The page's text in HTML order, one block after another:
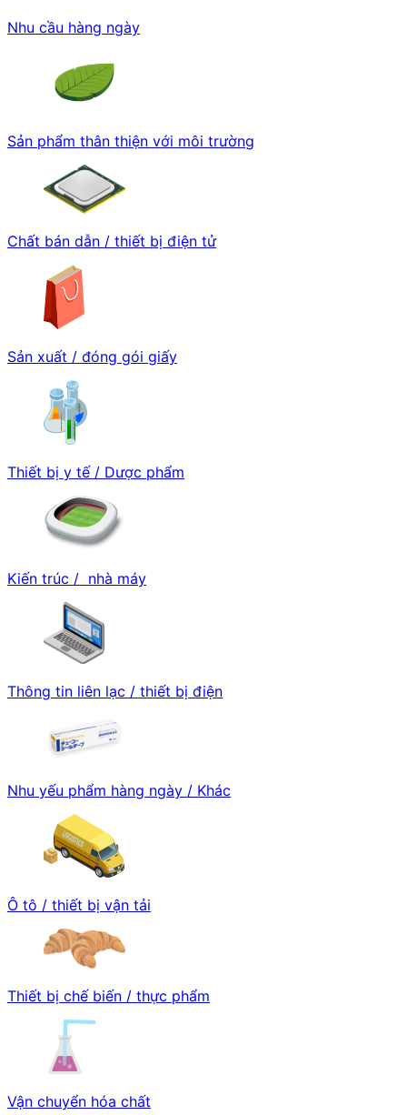
Nhu cầu hàng ngày
Sản phẩm thân thiện với môi trường
Chất bán dẫn / thiết bị điện tử
Sản xuất / đóng gói giấy
Thiết bị y tế / Dược phẩm
Kiến trúc / nhà máy
Thông tin liên lạc / thiết bị điện
Nhu yếu phẩm hàng ngày / Khác
Ô tô / thiết bị vận tải
Thiết bị chế biến / thực phẩm
Vận chuyển hóa chất